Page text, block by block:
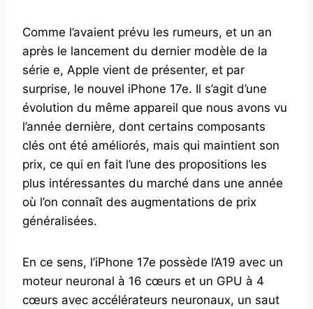
Comme l’avaient prévu les rumeurs, et un an
après le lancement du dernier modèle de la
série e, Apple vient de présenter, et par
surprise, le nouvel iPhone 17e. Il s’agit d’une
évolution du même appareil que nous avons vu
l’année dernière, dont certains composants
clés ont été améliorés, mais qui maintient son
prix, ce qui en fait l’une des propositions les
plus intéressantes du marché dans une année
où l’on connaît des augmentations de prix
généralisées.
En ce sens, l’iPhone 17e possède l’A19 avec un
moteur neuronal à 16 cœurs et un GPU à 4
cœurs avec accélérateurs neuronaux, un saut